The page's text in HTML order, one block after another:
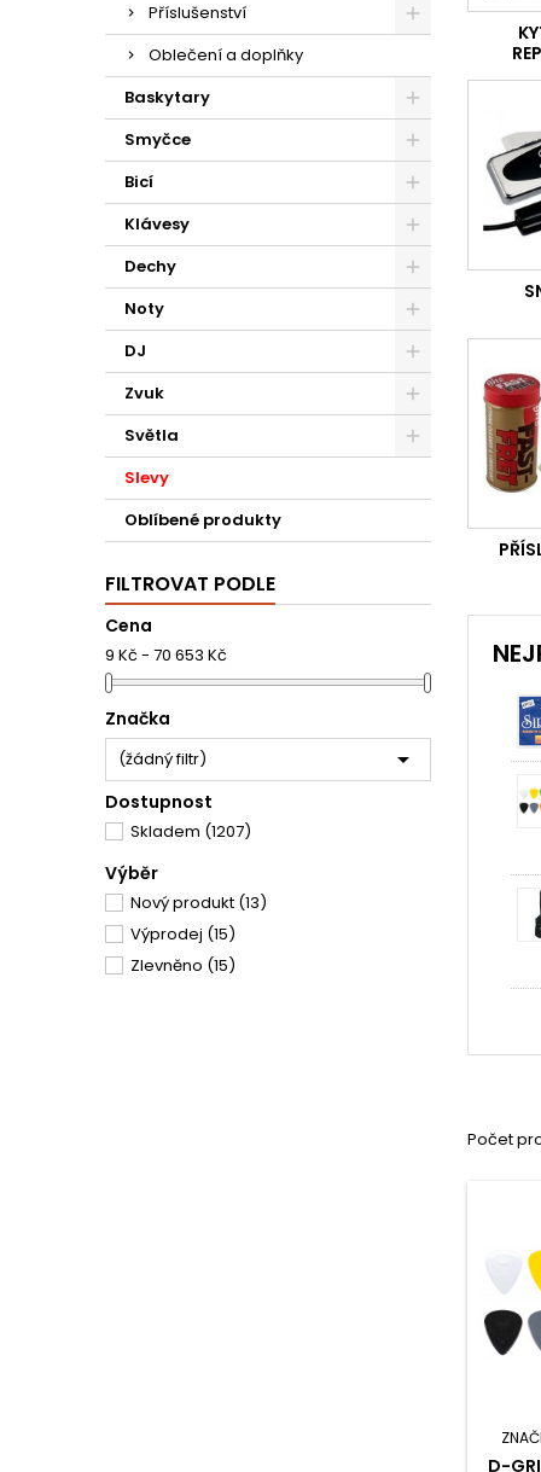
Příslušenství
Oblečení a doplňky
Baskytary
Smyčce
Bicí
Klávesy
Dechy
Noty
DJ
Zvuk
Světla
Slevy
Oblíbené produkty
FILTROVAT PODLE
Cena
9 Kč - 70 653 Kč
Značka
(žádný filtr) 
Dostupnost
Skladem (1207)
Výběr
Nový produkt (13)
Výprodej (15)
Zlevněno (15)
Počet
D-